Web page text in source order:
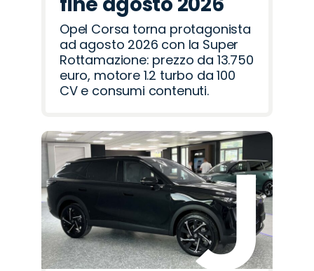
Opel Corsa torna protagonista
ad agosto 2026 con la Super
Rottamazione: prezzo da 13.750
euro, motore 1.2 turbo da 100
CV e consumi contenuti.